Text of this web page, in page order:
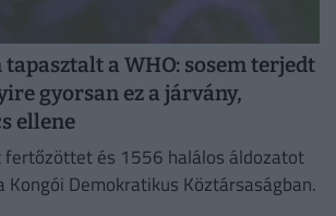
a WHO: sosem terjedt
gyorsan ez a járvány,
ellene
és 1556 halálos áldozatot
Kongói Demokratikus Köztársaságban.